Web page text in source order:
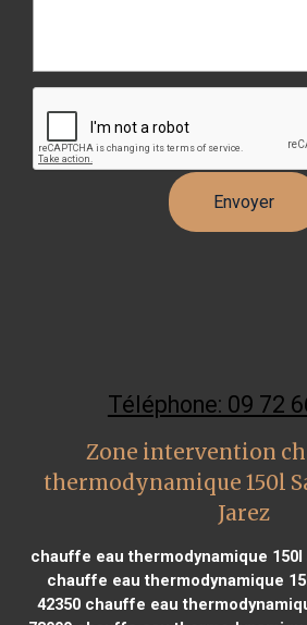
Téléphone: 09 72
Zone intervention
thermodynamique 150l
Jarez
chauffe eau thermodynamique 150l
chauffe eau thermodynamique
42350chauffe eau